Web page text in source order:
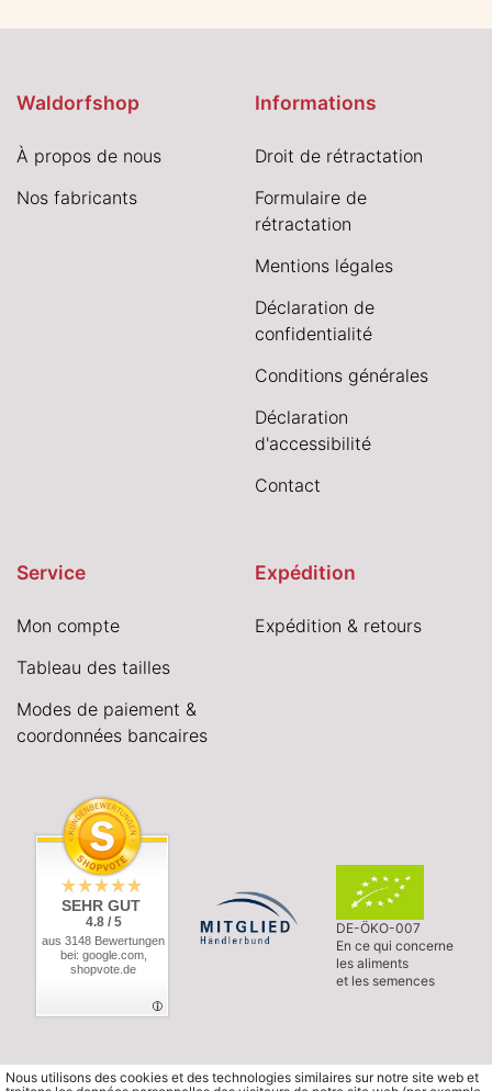
Waldorfshop
À propos de nous
Nos fabricants
Informations
Droit de rétractation
Formulaire de
rétractation
Mentions légales
Déclaration de
confidentialité
Conditions générales
Déclaration
d'accessibilité
Contact
Service
Mon compte
Tableau des tailles
Modes de paiement &
coordonnées bancaires
Expédition
Expédition & retours
SEHR GUT
4.8 / 5
aus 3148 Bewertungen
bei: google.com,
shopvote.de
DE-ÖKO-007
En ce qui concerne
les aliments
et les semences
Nous utilisons des cookies et des technologies similaires sur notre site web et